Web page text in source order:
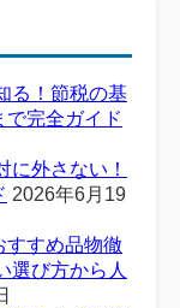
る！節税の基
完全ガイド
に外さない！
2026年6月19
すすめ品物徹
選び方から人